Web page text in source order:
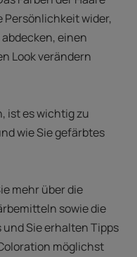
Persönlichkeit wider,
einen
Look verändern
ist es wichtig zu
wie Sie gefärbtes
mehr über die
sowie die
Sie erhalten Tipps
möglichst